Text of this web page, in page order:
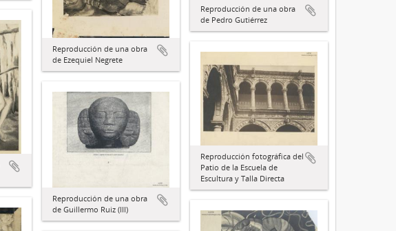
Reproducción de una obra
de Pedro Gutiérrez
Reproducción de una obra
de Ezequiel Negrete
Reproducción fotográfica del
Patio de la Escuela de
Escultura y Talla Directa
Reproducción de una obra
de Guillermo Ruiz (III)